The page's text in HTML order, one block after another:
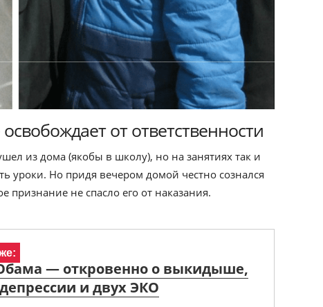
от ответственности
из дома (якобы в школу), но на занятиях так и
уроки. Но придя вечером домой честно сознался
признание не спасло его от наказания.
— откровенно о выкидыше,
и двух ЭКО